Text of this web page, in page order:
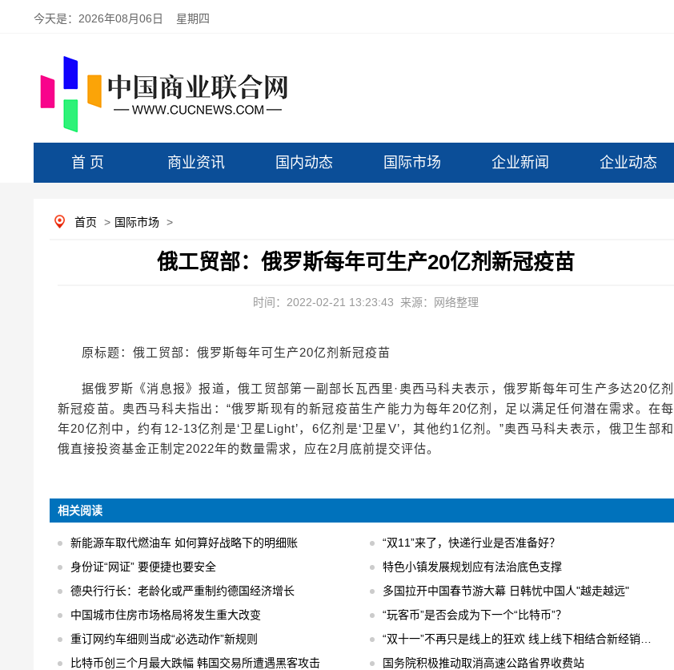
今天是： 2026年08月06日 星期四
首 页 商业资讯 国内动态 国际市场 企业新闻 企业动态
首页 > 国际市场 >
俄工贸部：俄罗斯每年可生产20亿剂新冠疫苗
时间：2022-02-21 13:23:43 来源：网络整理
原标题：俄工贸部：俄罗斯每年可生产20亿剂新冠疫苗
据俄罗斯《消息报》报道，俄工贸部第一副部长瓦西里·奥西马科夫表示，俄罗斯每年可生产多达20亿剂
新冠疫苗。奥西马科夫指出：“俄罗斯现有的新冠疫苗生产能力为每年20亿剂，足以满足任何潜在需求。在每
年20亿剂中，约有12-13亿剂是‘卫星Light’，6亿剂是‘卫星V’，其他约1亿剂。”奥西马科夫表示，俄卫生部和
俄直接投资基金正制定2022年的数量需求，应在2月底前提交评估。
相关阅读
新能源车取代燃油车 如何算好战略下的明细账
“双11”来了，快递行业是否准备好？
身份证“网证” 要便捷也要安全
特色小镇发展规划应有法治底色支撑
德央行行长：老龄化或严重制约德国经济增长
多国拉开中国春节游大幕 日韩忧中国人"越走越远"
中国城市住房市场格局将发生重大改变
“玩客币”是否会成为下一个“比特币”？
重订网约车细则当成“必选动作”新规则
“双十一”不再只是线上的狂欢 线上线下相结合新经销模式
比特币创三个月最大跌幅 韩国交易所遭遇黑客攻击
国务院积极推动取消高速公路省界收费站